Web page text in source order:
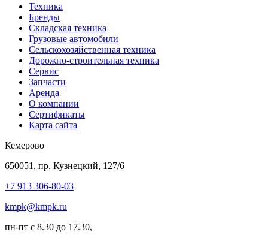
Техника
Бренды
Складская техника
Грузовые автомобили
Сельскохозяйственная техника
Дорожно-строительная техника
Сервис
Запчасти
Аренда
О компании
Сертификаты
Карта сайта
Кемерово
650051, пр. Кузнецкий, 127/6
+7 913 306-80-03
kmpk@kmpk.ru
пн-пт с 8.30 до 17.30,